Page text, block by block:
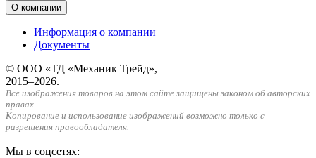
О компании
Информация о компании
Документы
© ООО «ТД «Механик Трейд»,
2015–2026.
Все изображения товаров на этом сайте защищены законом об авторских
правах.
Копирование и использование изображений возможно только с
разрешения правообладателя.
Мы в соцсетях: